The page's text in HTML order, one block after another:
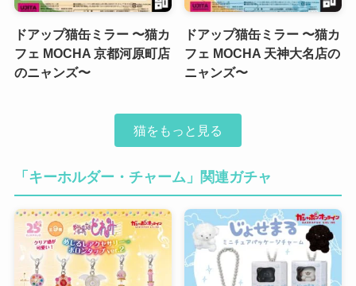
ドアップ猫缶ミラー 〜猫カ
フェ MOCHA 京都河原町店
のニャンズ〜
ドアップ猫缶ミラー 〜猫カ
フェ MOCHA 天神大名店の
ニャンズ〜
猫をもっと見る
「キーホルダー・チャーム」関連ガチャ